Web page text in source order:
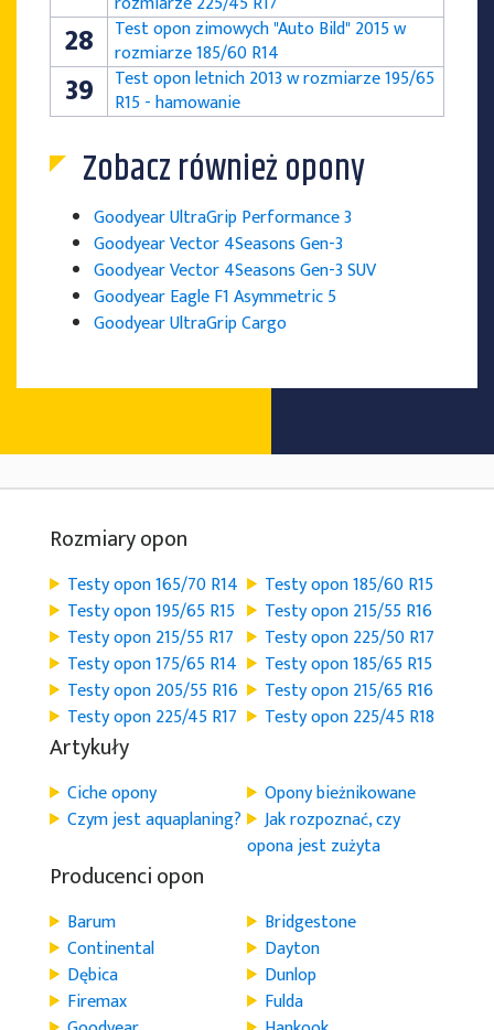
28
Test opon zimowych "Auto Bild" 2015 w
rozmiarze 185/60 R14
39
Test opon letnich 2013 w rozmiarze 195/65
R15 - hamowanie
Zobacz również opony
Goodyear UltraGrip Performance 3
Goodyear Vector 4Seasons Gen-3
Goodyear Vector 4Seasons Gen-3 SUV
Goodyear Eagle F1 Asymmetric 5
Goodyear UltraGrip Cargo
Rozmiary opon
Testy opon 165/70 R14
Testy opon 185/60 R15
Testy opon 195/65 R15
Testy opon 215/55 R16
Testy opon 215/55 R17
Testy opon 225/50 R17
Testy opon 175/65 R14
Testy opon 185/65 R15
Testy opon 205/55 R16
Testy opon 215/65 R16
Testy opon 225/45 R17
Testy opon 225/45 R18
Artykuły
Ciche opony
Opony bieżnikowane
Czym jest aquaplaning?
Jak rozpoznać, czy
opona jest zużyta
Producenci opon
Barum
Bridgestone
Continental
Dayton
Dębica
Dunlop
Firemax
Fulda